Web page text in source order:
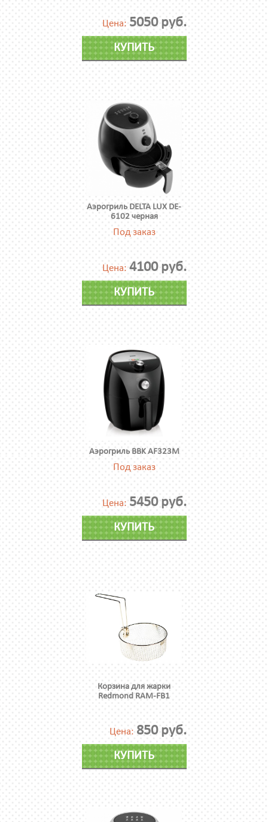
Цена: 5050 руб.
КУПИТЬ
Аэрогриль DELTA LUX DE-
6102 черная
Под заказ
Цена: 4100 руб.
КУПИТЬ
Аэрогриль BBK AF323M
Под заказ
Цена: 5450 руб.
КУПИТЬ
Корзина для жарки
Redmond RAM-FB1
Цена: 850 руб.
КУПИТЬ